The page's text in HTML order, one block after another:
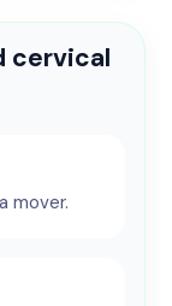
cervical
mover.